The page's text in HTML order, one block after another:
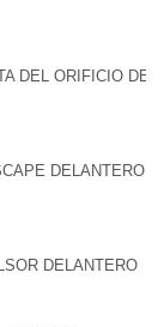
DEL ORIFICIO DE
DELANTERO
DELANTERO